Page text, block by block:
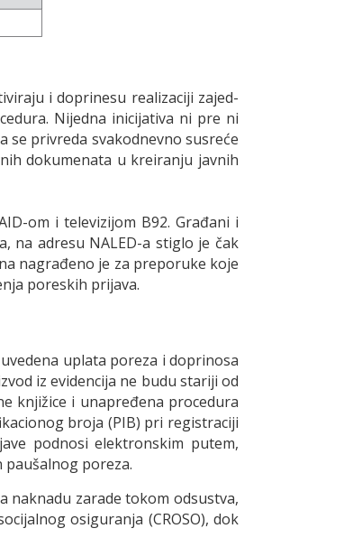
i doprinesu realizaciji zajed­
Nijedna inicijativa ni pre ni
se privreda svakodnevno susreće
dokumenata u kreiranju javnih
om i televizijom B92. Građani i
na adresu NALED-a stiglo je čak
nagrađeno je za preporuke koje
poreskih prijava.
uplata poreza i doprinosa
iz evidencija ne budu stariji od
knjižice i unapređena procedura
broja (PIB) pri registraciji
podnosi elektronskim putem,
poreza.
zarade tokom odsustva,
osiguranja (CROSO), dok